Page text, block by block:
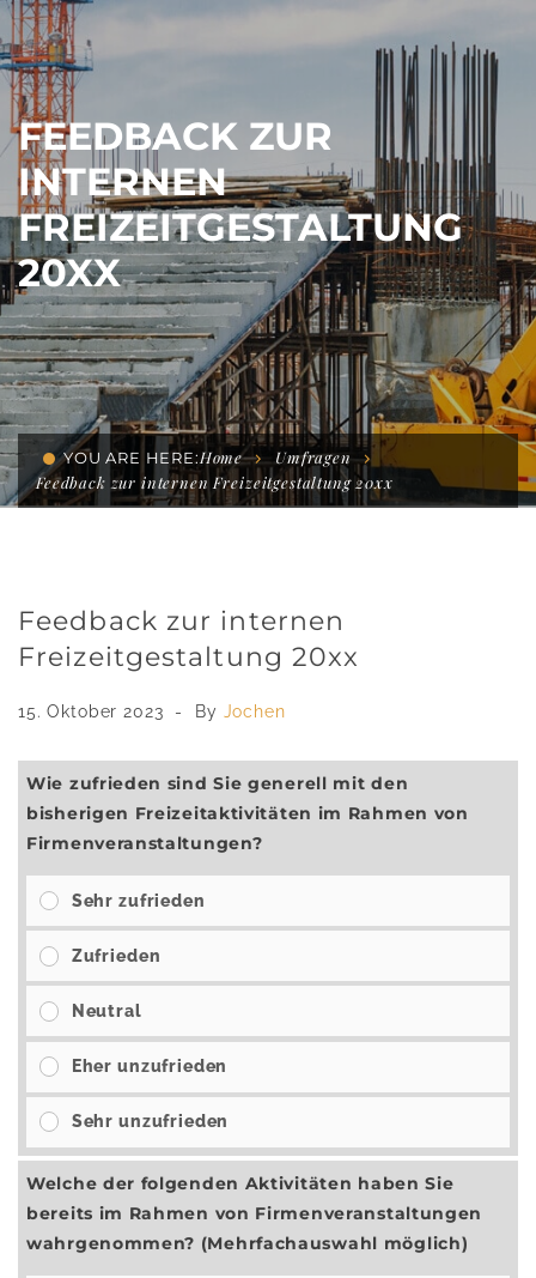
FEEDBACK ZUR
INTERNEN
FREIZEITGESTALTUNG
20XX
YOU ARE HERE:Home
Umfragen
Feedback zur internen Freizeitgestaltung 20xx
Feedback zur internen
Freizeitgestaltung 20xx
15. Oktober 2023 By Jochen
Wie zufrieden sind Sie generell mit den
bisherigen Freizeitaktivitäten im Rahmen von
Firmenveranstaltungen?
Sehr zufrieden
Zufrieden
Neutral
Eher unzufrieden
Sehr unzufrieden
Welche der folgenden Aktivitäten haben Sie
bereits im Rahmen von Firmenveranstaltungen
wahrgenommen? (Mehrfachauswahl möglich)